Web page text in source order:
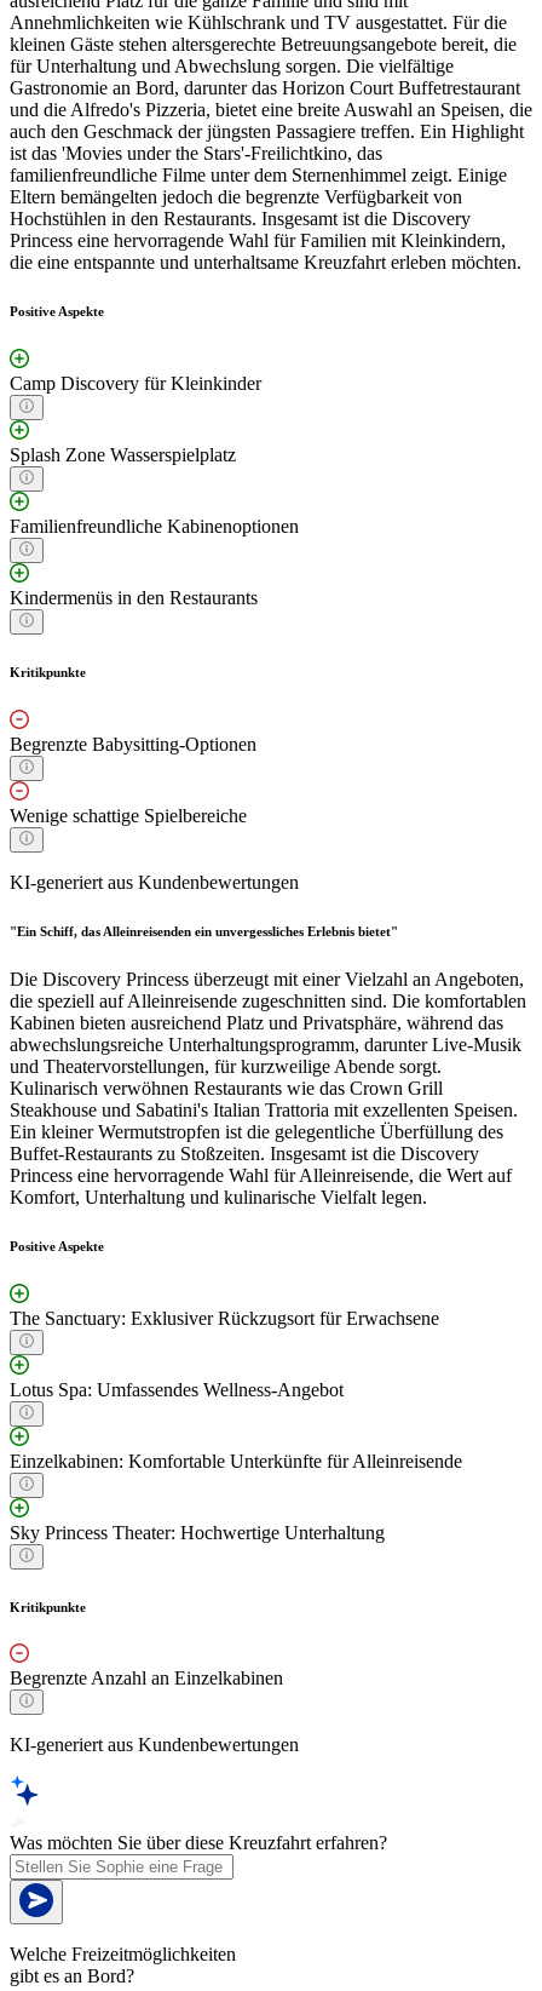
Annehmlichkeiten wie Kühlschrank und TV ausgestattet. Für die
kleinen Gäste stehen altersgerechte Betreuungsangebote bereit, die
für Unterhaltung und Abwechslung sorgen. Die vielfältige
Gastronomie an Bord, darunter das Horizon Court Buffetrestaurant
und die Alfredo's Pizzeria, bietet eine breite Auswahl an Speisen, die
auch den Geschmack der jüngsten Passagiere treffen. Ein Highlight
ist das 'Movies under the Stars'-Freilichtkino, das
familienfreundliche Filme unter dem Sternenhimmel zeigt. Einige
Eltern bemängelten jedoch die begrenzte Verfügbarkeit von
Hochstühlen in den Restaurants. Insgesamt ist die Discovery
Princess eine hervorragende Wahl für Familien mit Kleinkindern,
die eine entspannte und unterhaltsame Kreuzfahrt erleben möchten.
Positive Aspekte
Camp Discovery für Kleinkinder
Splash Zone Wasserspielplatz
Familienfreundliche Kabinenoptionen
Kindermenüs in den Restaurants
Kritikpunkte
Begrenzte Babysitting-Optionen
Wenige schattige Spielbereiche
KI-generiert aus Kundenbewertungen
"Ein Schiff, das Alleinreisenden ein unvergessliches Erlebnis bietet"
Die Discovery Princess überzeugt mit einer Vielzahl an Angeboten,
die speziell auf Alleinreisende zugeschnitten sind. Die komfortablen
Kabinen bieten ausreichend Platz und Privatsphäre, während das
abwechslungsreiche Unterhaltungsprogramm, darunter Live-Musik
und Theatervorstellungen, für kurzweilige Abende sorgt.
Kulinarisch verwöhnen Restaurants wie das Crown Grill
Steakhouse und Sabatini's Italian Trattoria mit exzellenten Speisen.
Ein kleiner Wermutstropfen ist die gelegentliche Überfüllung des
Buffet-Restaurants zu Stoßzeiten. Insgesamt ist die Discovery
Princess eine hervorragende Wahl für Alleinreisende, die Wert auf
Komfort, Unterhaltung und kulinarische Vielfalt legen.
Positive Aspekte
The Sanctuary: Exklusiver Rückzugsort für Erwachsene
Lotus Spa: Umfassendes Wellness-Angebot
Einzelkabinen: Komfortable Unterkünfte für Alleinreisende
Sky Princess Theater: Hochwertige Unterhaltung
Kritikpunkte
Begrenzte Anzahl an Einzelkabinen
KI-generiert aus Kundenbewertungen
Was möchten Sie über diese Kreuzfahrt erfahren?
Welche Freizeitmöglichkeiten
gibt es an Bord?